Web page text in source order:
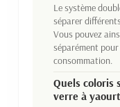
Le système
séparer
Vous pouvez
séparément
consommation.
Quels coloris
verre à